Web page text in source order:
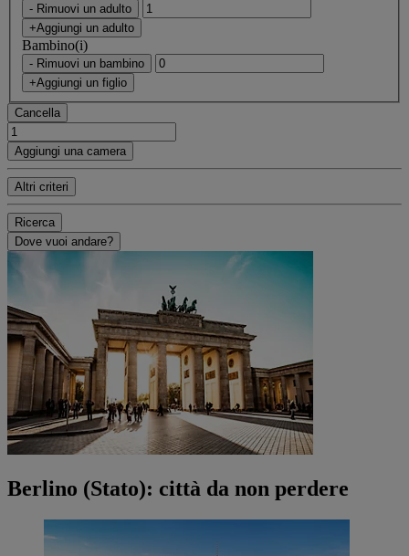
- Rimuovi un adulto
+Aggiungi un adulto
Bambino(i)
- Rimuovi un bambino
+Aggiungi un figlio
Cancella
Aggiungi una camera
Altri criteri
Ricerca
Dove vuoi andare?
Berlino (Stato): città da non perdere